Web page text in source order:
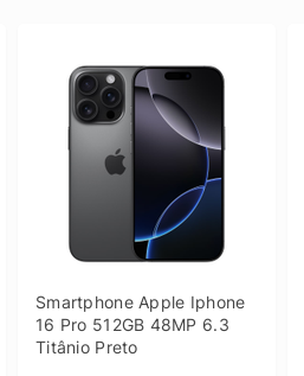
Smartphone Apple Iphone
16 Pro 512GB 48MP 6.3
Titânio Preto